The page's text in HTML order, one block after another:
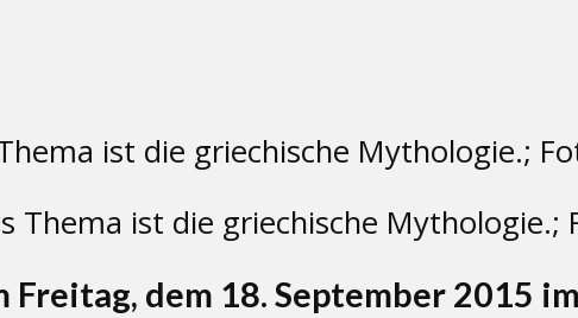
Thema ist die griechische Mythologie.;
dem 18. September 2015